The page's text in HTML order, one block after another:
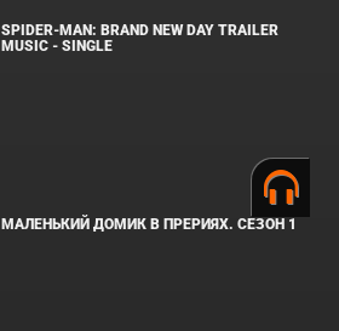
SPIDER-MAN: BRAND NEW DAY TRAILER
MUSIC - SINGLE
МАЛЕНЬКИЙ ДОМИК В ПРЕРИЯХ. СЕЗОН 1